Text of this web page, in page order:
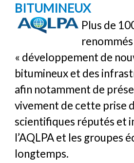
BITUMINEUX
Plus de
« développement de
bitumineux et des
afin notamment de
vivement de cette prise
scientifiques réputés et
l’AQLPA et les groupes
longtemps.